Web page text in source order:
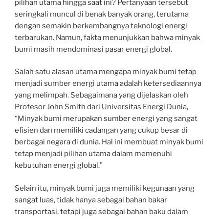
pilihan utama hingga saat ini? Pertanyaan tersebut
seringkali muncul di benak banyak orang, terutama
dengan semakin berkembangnya teknologi energi
terbarukan. Namun, fakta menunjukkan bahwa minyak
bumi masih mendominasi pasar energi global.
Salah satu alasan utama mengapa minyak bumi tetap
menjadi sumber energi utama adalah ketersediaannya
yang melimpah. Sebagaimana yang dijelaskan oleh
Profesor John Smith dari Universitas Energi Dunia,
“Minyak bumi merupakan sumber energi yang sangat
efisien dan memiliki cadangan yang cukup besar di
berbagai negara di dunia. Hal ini membuat minyak bumi
tetap menjadi pilihan utama dalam memenuhi
kebutuhan energi global.”
Selain itu, minyak bumi juga memiliki kegunaan yang
sangat luas, tidak hanya sebagai bahan bakar
transportasi, tetapi juga sebagai bahan baku dalam